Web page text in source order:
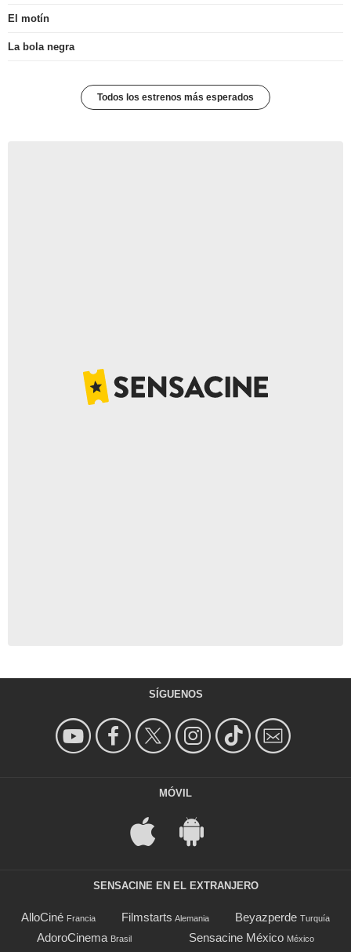
El motín
La bola negra
Todos los estrenos más esperados
SÍGUENOS
MÓVIL
SENSACINE EN EL EXTRANJERO
AlloCiné Francia Filmstarts Alemania Beyazperde Turquía
AdoroCinema Brasil Sensacine México México